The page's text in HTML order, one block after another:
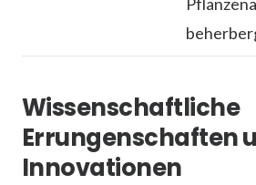
Wissenschaftliche
Errungenschaften
Innovationen